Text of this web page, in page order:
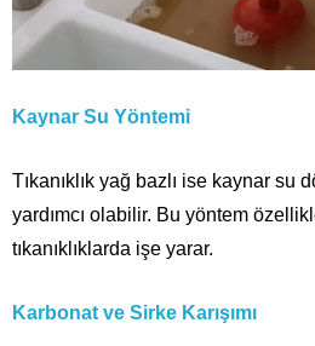
Kaynar Su Yöntemi
Tıkanıklık yağ bazlı ise kaynar su
yardımcı olabilir. Bu yöntem
tıkanıklıklarda işe yarar.
Karbonat ve Sirke Karışımı